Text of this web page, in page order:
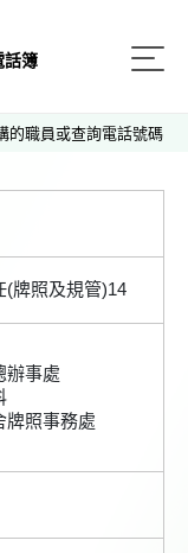
話簿
的職員或查詢電話號碼
(牌照及規管)14
辦事處
牌照事務處